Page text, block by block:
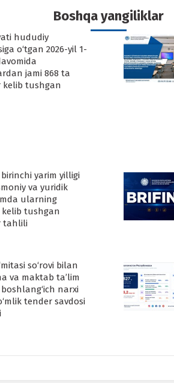
Boshqa yangiliklar
hududiy
o‘tgan 2026-yil 1-
jami 868 ta
tushgan
yarim yilligi
va yuridik
ularning
tushgan
tahlili
so‘rovi bilan
va maktab ta’lim
narxi
tender savdosi